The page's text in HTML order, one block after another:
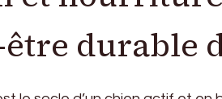
durable